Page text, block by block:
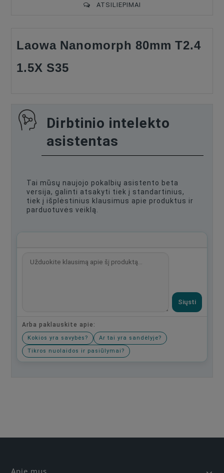
ATSILIEPIMAI
Type Of Product Lenses
Lens Mount
Lens Focus Length, Mm
Maximum Aperture T2.4
Laowa Nanomorph 80mm T2.4
1.5X S35
Dirbtinio intelekto
asistentas
Tai mūsų naujojo pokalbių asistento beta
versija, galinti atsakyti tiek į standartinius,
tiek į išplėstinius klausimus apie produktus ir
parduotuvės veiklą.
Siųsti
Arba paklauskite apie:
Kokios yra savybės?
Ar tai yra sandėlyje?
Tikros nuolaidos ir pasiūlymai?
Apie mus